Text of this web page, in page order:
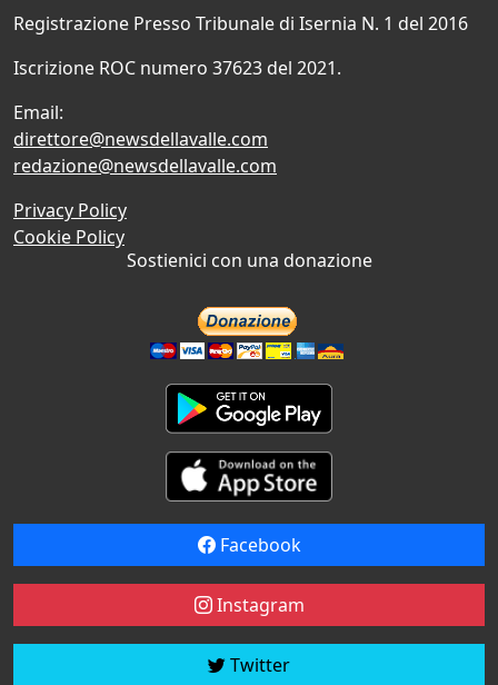
Registrazione Presso Tribunale di Isernia N. 1 del 2016
Iscrizione ROC numero 37623 del 2021.
Email:
direttore@newsdellavalle.com
redazione@newsdellavalle.com
Privacy Policy
Cookie Policy
Sostienici con una donazione
Facebook
Instagram
Twitter